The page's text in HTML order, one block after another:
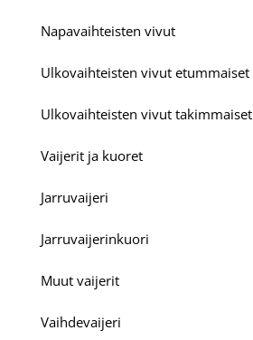
Napavaihteisten vivut
Ulkovaihteisten vivut etummaiset
Ulkovaihteisten vivut takimmaiset
Vaijerit ja kuoret
Jarruvaijeri
Jarruvaijerinkuori
Muut vaijerit
Vaihdevaijeri